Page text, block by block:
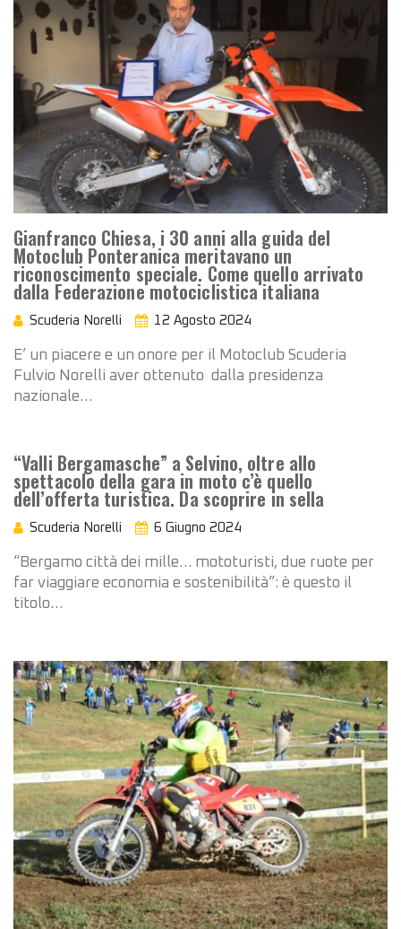
Gianfranco Chiesa, i 30 anni alla guida del
Motoclub Ponteranica meritavano un
riconoscimento speciale. Come quello arrivato
dalla Federazione motociclistica italiana
Scuderia Norelli 12 Agosto 2024
E’ un piacere e un onore per il Motoclub Scuderia
Fulvio Norelli aver ottenuto dalla presidenza
nazionale…
“Valli Bergamasche” a Selvino, oltre allo
spettacolo della gara in moto c’è quello
dell’offerta turistica. Da scoprire in sella
Scuderia Norelli 6 Giugno 2024
“Bergamo città dei mille… mototuristi, due ruote per
far viaggiare economia e sostenibilità”: è questo il
titolo…